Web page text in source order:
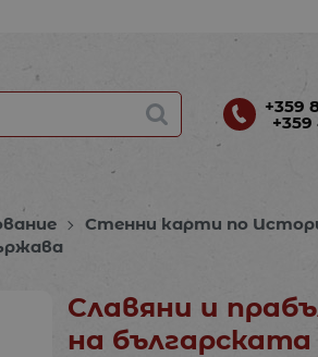
+359
+359
Стенни карти по
Славяни и
на